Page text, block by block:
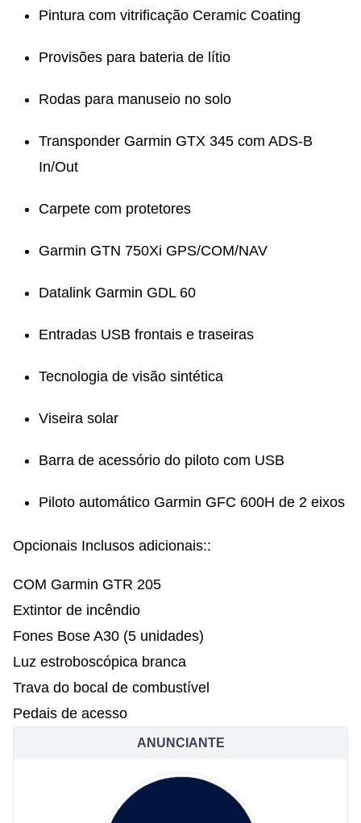
Pintura com vitrificação Ceramic Coating
Provisões para bateria de lítio
Rodas para manuseio no solo
Transponder Garmin GTX 345 com ADS-B
In/Out
Carpete com protetores
Garmin GTN 750Xi GPS/COM/NAV
Datalink Garmin GDL 60
Entradas USB frontais e traseiras
Tecnologia de visão sintética
Viseira solar
Barra de acessório do piloto com USB
Piloto automático Garmin GFC 600H de 2 eixos
Opcionais Inclusos adicionais::
COM Garmin GTR 205
Extintor de incêndio
Fones Bose A30 (5 unidades)
Luz estroboscópica branca
Trava do bocal de combustível
Pedais de acesso
ANUNCIANTE